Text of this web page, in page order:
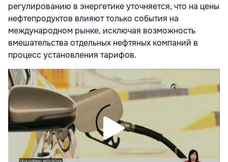
регулированию в энергетике уточняется, что на цены
нефтепродуктов влияют только события на
международном рынке, исключая возможность
вмешательства отдельных нефтяных компаний в
процесс установления тарифов.